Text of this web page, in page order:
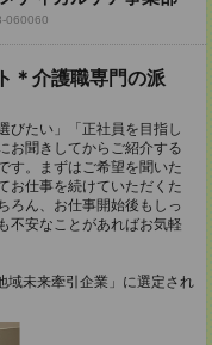
060060
＊介護職専門の派
びたい」「正社員を目指し
お聞きしてからご紹介する
す。まずはご希望を聞いた
お仕事を続けていただくた
ろん、お仕事開始後もしっ
不安なことがあればお気軽
域未来牽引企業」に選定され